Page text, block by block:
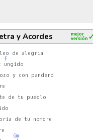
y Acordes
mejor
versión
F
de tu pueblo
de tu nombre
Gm